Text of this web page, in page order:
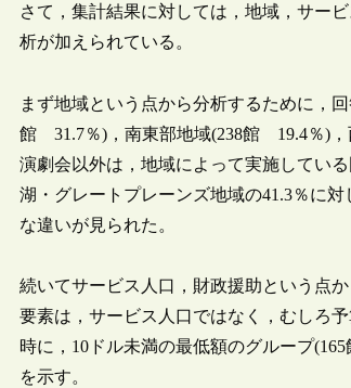
さて，集計結果に対しては，地域，サー
析が加えられている。
まず地域という点から分析するために，
館 31.7％)，南東部地域(238館 19.4％)，
演劇会以外は，地域によって実施してい
湖・グレートプレーンズ地域の41.3％に
な違いが見られた。
続いてサービス人口，財政援助という点
要素は，サービス人口ではなく，むしろ
時に，10ドル未満の最低額のグループ
を示す。